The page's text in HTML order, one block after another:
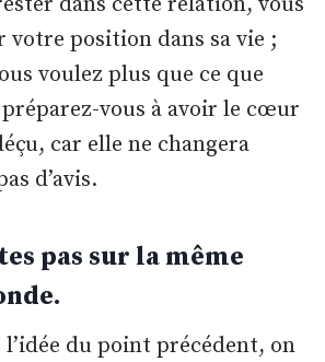
votre position dans sa vie ;
voulez plus que ce que
préparez-vous à avoir le cœur
car elle ne changera
d’avis.
pas sur la même
du point précédent, on